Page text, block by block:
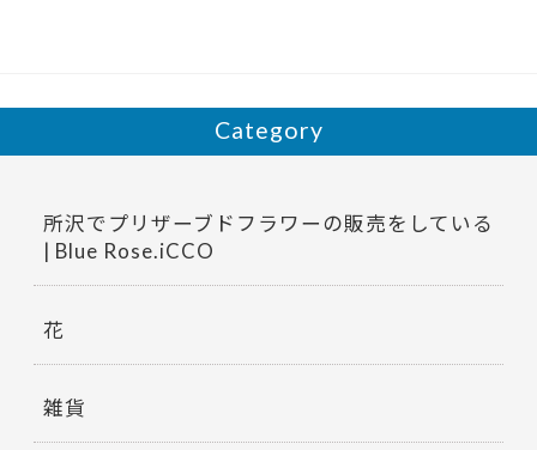
Category
所沢でプリザーブドフラワーの販売をしている
| Blue Rose.iCCO
花
雑貨